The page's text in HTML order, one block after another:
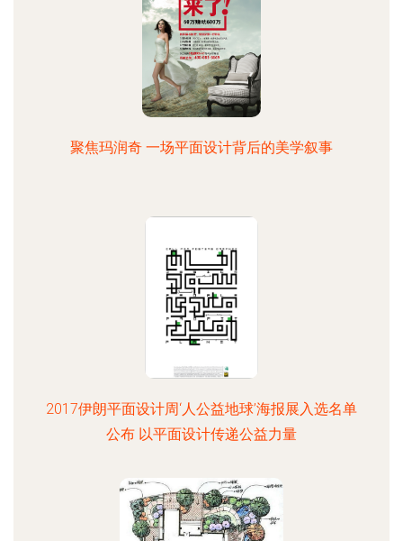
聚焦玛润奇 一场平面设计背后的美学叙事
2017伊朗平面设计周‘人公益地球’海报展入选名单
公布 以平面设计传递公益力量